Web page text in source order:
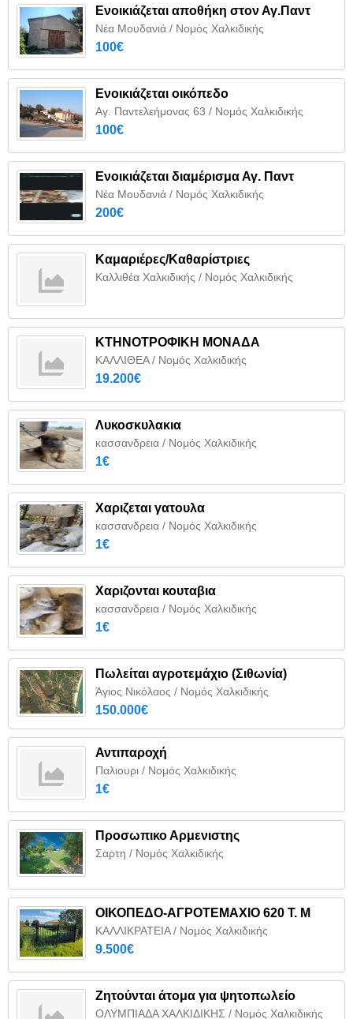
Ενοικιάζεται αποθήκη στον Αγ.Παντ
Νέα Μουδανιά / Νομός Χαλκιδικής
100€
Ενοικιάζεται οικόπεδο
Αγ. Παντελεήμονας 63 / Νομός Χαλκιδικής
100€
Ενοικιάζεται διαμέρισμα Αγ. Παντ
Νέα Μουδανιά / Νομός Χαλκιδικής
200€
Καμαριέρες/Καθαρίστριες
Καλλιθέα Χαλκιδικής / Νομός Χαλκιδικής
ΚΤΗΝΟΤΡΟΦΙΚΗ ΜΟΝΑΔΑ
ΚΑΛΛΙΘΕΑ / Νομός Χαλκιδικής
19.200€
Λυκοσκυλακια
κασσανδρεια / Νομός Χαλκιδικής
1€
Χαριζεται γατουλα
κασσανδρεια / Νομός Χαλκιδικής
1€
Χαριζονται κουταβια
κασσανδρεια / Νομός Χαλκιδικής
1€
Πωλείται αγροτεμάχιο (Σιθωνία)
Άγιος Νικόλαος / Νομός Χαλκιδικής
150.000€
Αντιπαροχή
Παλιουρι / Νομός Χαλκιδικής
1€
Προσωπικο Αρμενιστης
Σαρτη / Νομός Χαλκιδικής
ΟΙΚΟΠΕΔΟ-ΑΓΡΟΤΕΜΑΧΙΟ 620 Τ. Μ
ΚΑΛΛΙΚΡΑΤΕΙΑ / Νομός Χαλκιδικής
9.500€
Ζητούνται άτομα για ψητοπωλείο
ΟΛΥΜΠΙΑΔΑ ΧΑΛΚΙΔΙΚΗΣ / Νομός Χαλκιδικής